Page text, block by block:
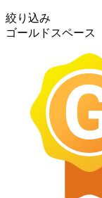
絞り込み
ゴールドスペース